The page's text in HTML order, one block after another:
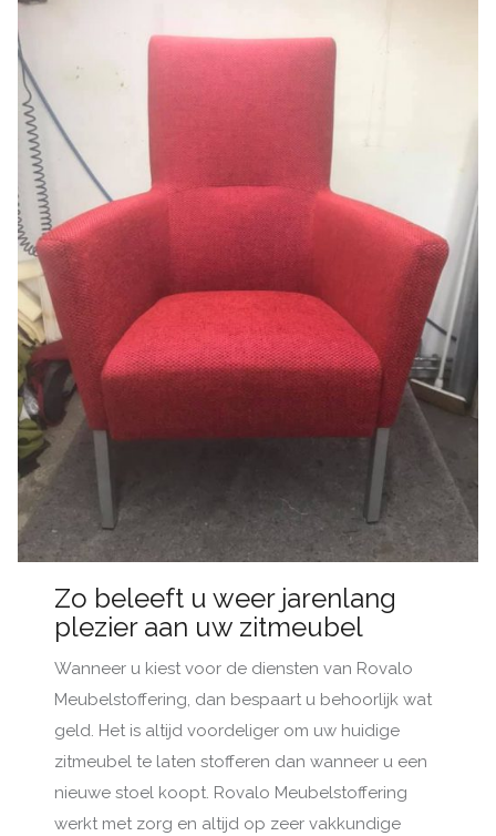
Zo beleeft u weer jarenlang
plezier aan uw zitmeubel
Wanneer u kiest voor de diensten van Rovalo
Meubelstoffering, dan bespaart u behoorlijk wat
geld. Het is altijd voordeliger om uw huidige
zitmeubel te laten stofferen dan wanneer u een
nieuwe stoel koopt. Rovalo Meubelstoffering
werkt met zorg en altijd op zeer vakkundige